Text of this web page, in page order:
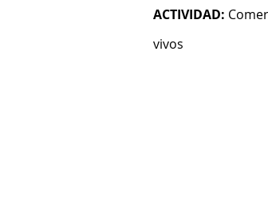
ACTIVIDAD:
vivos